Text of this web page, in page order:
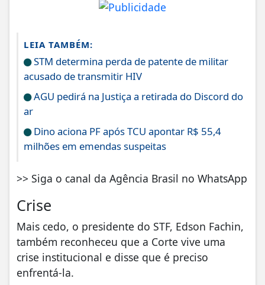
LEIA TAMBÉM:
STM determina perda de patente de militar
acusado de transmitir HIV
AGU pedirá na Justiça a retirada do Discord do
ar
Dino aciona PF após TCU apontar R$ 55,4
milhões em emendas suspeitas
>> Siga o canal da Agência Brasil no WhatsApp
Crise
Mais cedo, o presidente do STF, Edson Fachin,
também reconheceu que a Corte vive uma
crise institucional e disse que é preciso
enfrentá-la.